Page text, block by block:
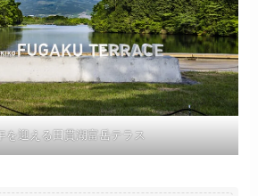
を迎える田貫湖富岳テラス